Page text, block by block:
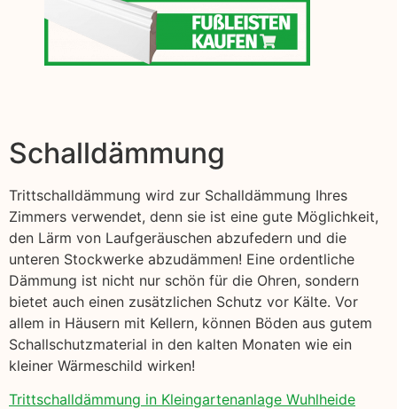
Schalldämmung
Trittschalldämmung wird zur Schalldämmung Ihres
Zimmers verwendet, denn sie ist eine gute Möglichkeit,
den Lärm von Laufgeräuschen abzufedern und die
unteren Stockwerke abzudämmen! Eine ordentliche
Dämmung ist nicht nur schön für die Ohren, sondern
bietet auch einen zusätzlichen Schutz vor Kälte. Vor
allem in Häusern mit Kellern, können Böden aus gutem
Schallschutzmaterial in den kalten Monaten wie ein
kleiner Wärmeschild wirken!
Trittschalldämmung in Kleingartenanlage Wuhlheide